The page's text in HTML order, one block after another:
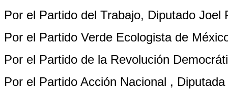
Por el Partido del Trabajo, Diputado Joel
Por el Partido Verde Ecologista de
Por el Partido de la Revolución
Por el Partido Acción Nacional ,